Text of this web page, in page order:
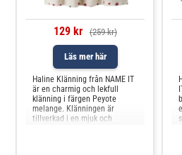
129 kr (259 kr)
Läs mer här
Haline Klänning från NAME IT
är en charmig och lekfull
klänning i färgen Peyote
melange. Klänningen är
tillverkad i en mjuk och